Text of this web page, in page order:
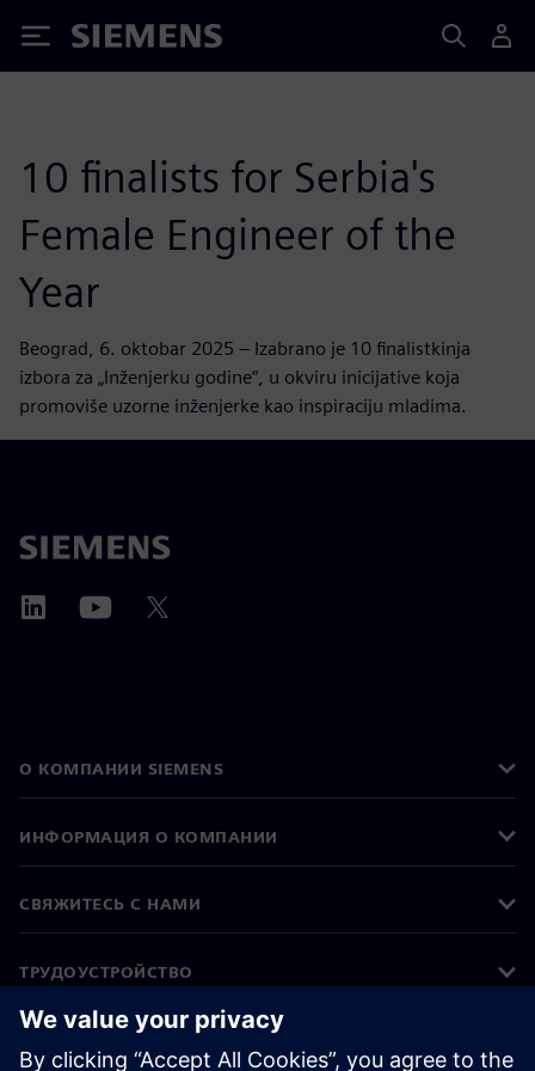
Siemens
10 finalists for Serbia's
Female Engineer of the
Year
Beograd, 6. oktobar 2025 – Izabrano je 10 finalistkinja
izbora za „Inženjerku godine“, u okviru inicijative koja
promoviše uzorne inženjerke kao inspiraciju mladima.
О КОМПАНИИ SIEMENS
ИНФОРМАЦИЯ О КОМПАНИИ
СВЯЖИТЕСЬ С НАМИ
ТРУДОУСТРОЙСТВО